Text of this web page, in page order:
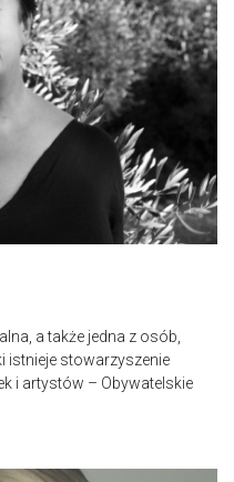
a także jedna z osób,
istnieje stowarzyszenie
i artystów – Obywatelskie